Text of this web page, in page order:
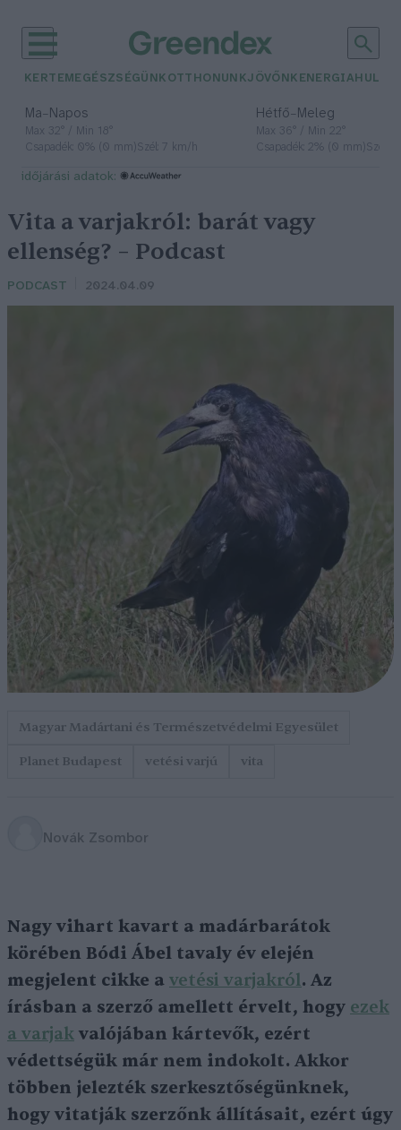
KERTEM EGÉSZSÉGÜNK OTTHONUNKJÖVŐNK ENERGIA
Ma– Napos
Max 32° / Min 18°
Csapadék: 0% (0 mm)Szél: 7 km/h
Hétfő– Meleg
Max 36° / Min 22°
Csapadék: 2% (0 mm)Szél:
időjárási adatok:
Vita a varjakról: barát vagy
ellenség? – Podcast
PODCAST 2024.04.09
Magyar Madártani és Természetvédelmi Egyesület
Planet Budapest
vetési varjú vita
Novák Zsombor
Nagy vihart kavart a madárbarátok
körében Bódi Ábel tavaly év elején
megjelent cikke a vetési varjakról. Az
írásban a szerző amellett érvelt, hogy ezek
a varjak valójában kártevők, ezért
védettségük már nem indokolt. Akkor
többen jelezték szerkesztőségünknek,
hogy vitatják szerzőnk állításait, ezért úgy